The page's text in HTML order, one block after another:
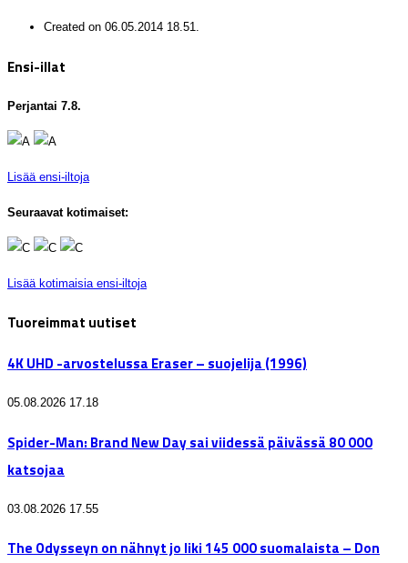
Created on 06.05.2014 18.51.
Ensi-illat
Perjantai 7.8.
Lisää ensi-iltoja
Seuraavat kotimaiset:
Lisää kotimaisia ensi-iltoja
Tuoreimmat uutiset
4K UHD -arvostelussa Eraser – suojelija (1996)
05.08.2026 17.18
Spider-Man: Brand New Day sai viidessä päivässä 80 000
katsojaa
03.08.2026 17.55
The Odysseyn on nähnyt jo liki 145 000 suomalaista – Don